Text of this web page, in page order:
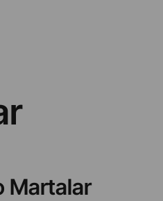
Martalar